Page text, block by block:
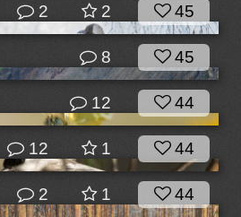
2 2 45
8 45
12 44
12 1 44
2 1 44